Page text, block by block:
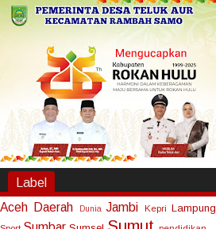
Label
Aceh Daerah Dunia Jambi Kepri Lampung